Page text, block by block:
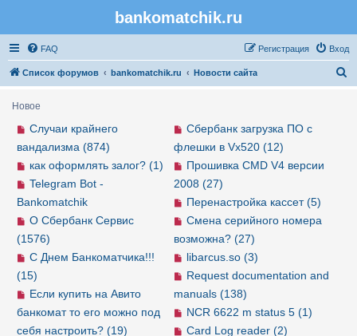
bankomatchik.ru
FAQ Вход
Регистрация
Список форумов bankomatchik.ru Новости сайта
Новое
Сбербанк загрузка ПО с
флешки в Vx520 (12)
Прошивка CMD V4 версии
2008 (27)
Перенастройка кассет (5)
Смена серийного номера
возможна? (27)
libarcus.so (3)
Request documentation and
manuals (138)
NCR 6622 m status 5 (1)
Card Log reader (2)
Случаи крайнего
вандализма (874)
как оформлять залог? (1)
Telegram Bot -
Bankomatchik
О Сбербанк Сервис
(1576)
С Днем Банкоматчика!!!
(15)
Если купить на Авито
банкомат то его можно под
себя настроить? (19)